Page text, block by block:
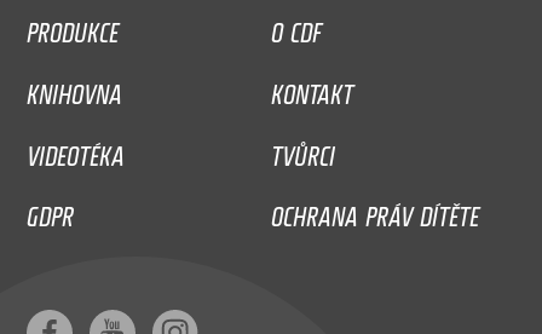
PRODUKCE
O CDF
KNIHOVNA
KONTAKT
VIDEOTÉKA
TVŮRCI
GDPR
OCHRANA PRÁV DÍTĚTE